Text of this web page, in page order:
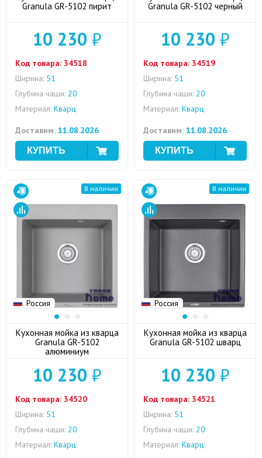
Granula GR-5102 пирит
10 230 ₽
Код товара: 34518
Ширина: 51
Глубина чаши: 20
Материал: Кварц
Доставим: 11.08.2026
Granula GR-5102 черный
10 230 ₽
Код товара: 34519
Ширина: 51
Глубина чаши: 20
Материал: Кварц
Доставим: 11.08.2026
Россия
В наличии
Кухонная мойка из кварца
Granula GR-5102
алюминиум
10 230 ₽
Код товара: 34520
Ширина: 51
Глубина чаши: 20
Материал: Кварц
Россия
В наличии
Кухонная мойка из кварца
Granula GR-5102 шварц
10 230 ₽
Код товара: 34521
Ширина: 51
Глубина чаши: 20
Материал: Кварц